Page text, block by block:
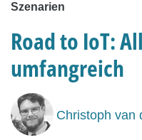
Szenarien
Road to IoT:
umfangreich
Christoph van